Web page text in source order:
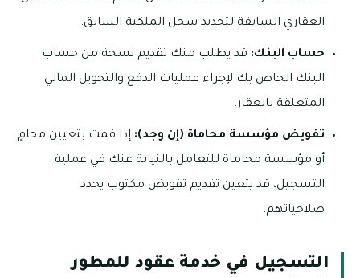
العقاري السابقة لتحديد سجل الملكية السابق.
حساب البنك: قد يطلب منك تقديم نسخة من حساب
البنك الخاص بك لإجراء عمليات الدفع والتحويل المالي
المتعلقة بالعقار.
تفويض مؤسسة محاماة (إن وجد): إذا قمت بتعيين محامٍ
أو مؤسسة محاماة للتعامل بالنيابة عنك في عملية
التسجيل، قد يتعين تقديم تفويض مكتوب يحدد
صلاحياتهم.
التسجيل في خدمة عقود للمطور